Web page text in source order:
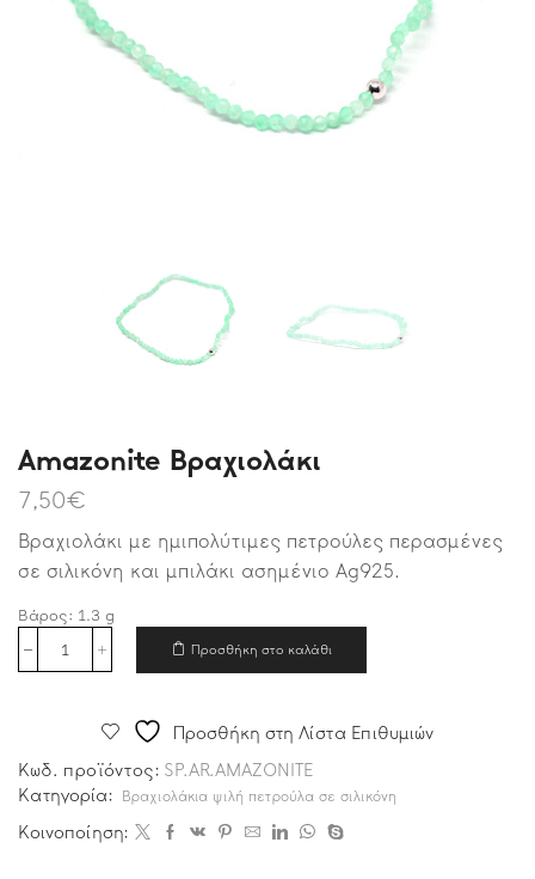
Amazonite Βραχιολάκι
7,50€
Βραχιολάκι με ημιπολύτιμες πετρούλες περασμένες
σε σιλικόνη και μπιλάκι ασημένιο Ag925.
Βάρος: 1.3 g
Προσθήκη στο καλάθι
Προσθήκη στη Λίστα Επιθυμιών
Κωδ. προϊόντος: SP.AR.AMAZONITE
Κατηγορία:
Βραχιολάκια ψιλή πετρούλα σε σιλικόνη
Κοινοποίηση: